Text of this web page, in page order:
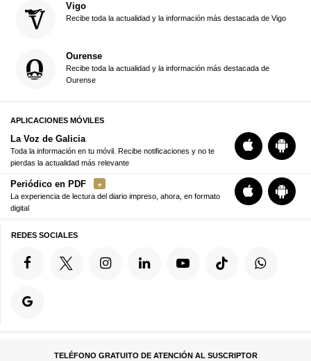
Vigo
Recibe toda la actualidad y la información más destacada de Vigo
Ourense
Recibe toda la actualidad y la información más destacada de
Ourense
APLICACIONES MÓVILES
La Voz de Galicia
Toda la información en tu móvil. Recibe notificaciones y no te
pierdas la actualidad más relevante
Periódico en PDF
La experiencia de lectura del diario impreso, ahora, en formato
digital
REDES SOCIALES
TELÉFONO GRATUITO DE ATENCIÓN AL SUSCRIPTOR